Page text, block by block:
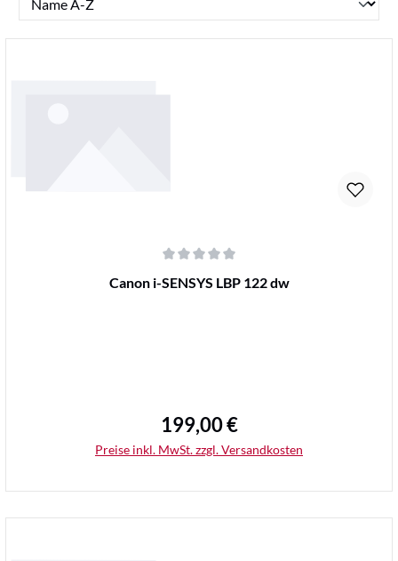
Durchschnittliche Bewertung von 0 von 5 Sternen
Canon i-SENSYS LBP 122 dw
Regulärer Preis:
199,00 €
Preise inkl. MwSt. zzgl. Versandkosten